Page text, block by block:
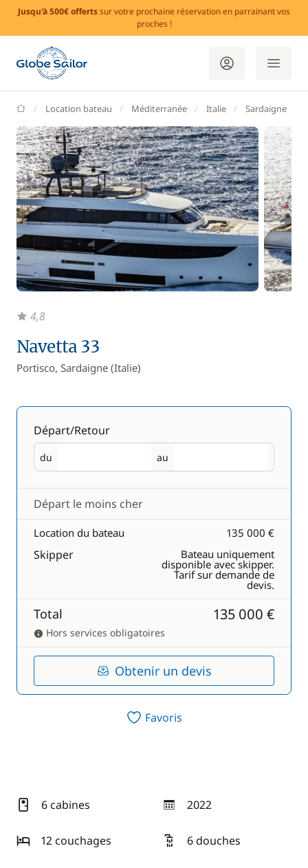
Jusqu'à 500€ offertssur votre prochaine réservation en parrainant vos
proches !
GlobeSailor
Location bateau Méditerranée Italie Sardaigne
Navetta 33
Portisco, Sardaigne (Italie)
4,8
Départ/Retour
du
Départ au
Retour
Départ le moins cher
Location du bateau 135 000 €
Skipper Bateau uniquement
disponible avec skipper.
Tarif sur demande de
devis.
Total 135 000 €
Hors services obligatoires
Obtenir un devis
Favoris
6 cabines 2022
année
12 couchages
6 douches